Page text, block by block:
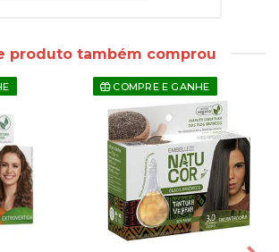
produto também comprou
COMPRE E GANHE